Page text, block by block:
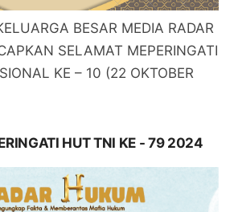
BESAR MEDIA RADAR
SELAMAT MEPERINGATI
KE – 10 (22 OKTOBER
HUT TNI KE - 79 2024